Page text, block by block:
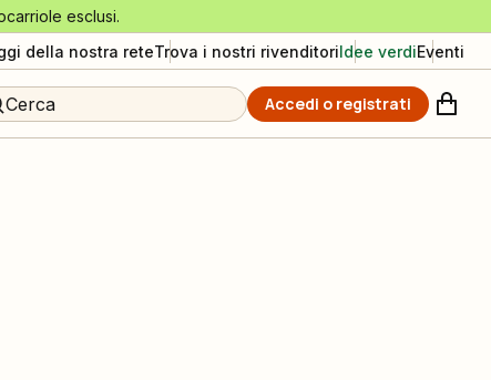
esclusi.
della nostra reteTrova i nostri rivenditoriIdee verdiEventi
Cerca Accedi o registrati